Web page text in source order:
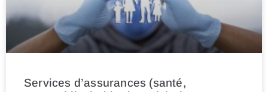
Services d’assurances (santé,